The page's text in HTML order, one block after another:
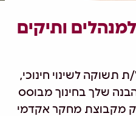
ותיקים
לשינוי חינוכי,
שלך בחינוך מבוסס
מקבוצת מחקר אקדמי